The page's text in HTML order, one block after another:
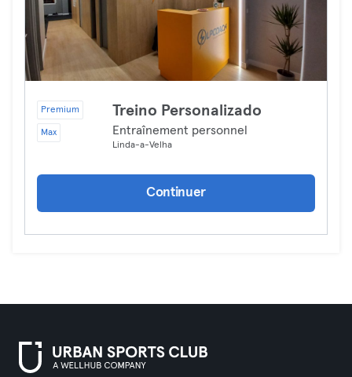
Premium
Max
Treino Personalizado
Entraînement personnel
Linda-a-Velha
Continuer